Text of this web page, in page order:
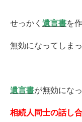
せっかく 遺言書を
無効になってしま
遺言書が無効にな
相続人同士の話し